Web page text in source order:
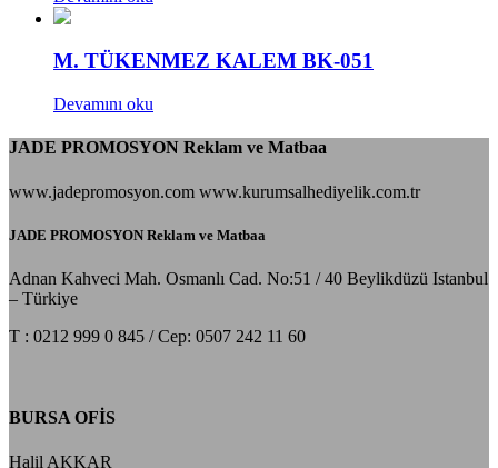
M. TÜKENMEZ KALEM BK-051
Devamını oku
JADE PROMOSYON Reklam ve Matbaa
www.jadepromosyon.com www.kurumsalhediyelik.com.tr
JADE PROMOSYON Reklam ve Matbaa
Adnan Kahveci Mah. Osmanlı Cad. No:51 / 40 Beylikdüzü Istanbul
– Türkiye
T : 0212 999 0 845 / Cep: 0507 242 11 60
BURSA OFİS
Halil AKKAR